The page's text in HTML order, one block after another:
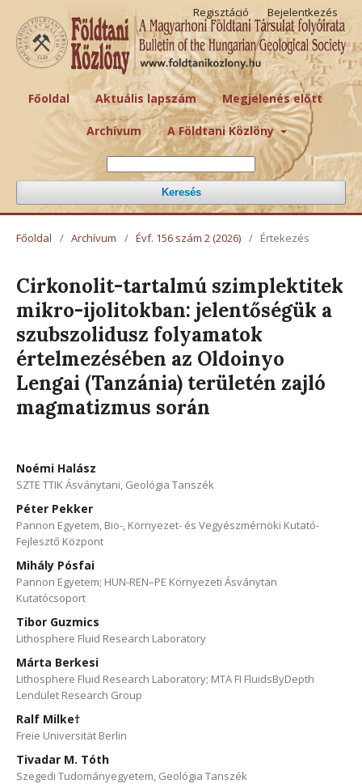
Főoldal Aktuális lapszám Megjelenés előtt
Archívum A Földtani Közlöny
Keresés
Regisztáció Bejelentkezés
Főoldal / Archívum / Évf. 156 szám 2 (2026) / Értekezés
Cirkonolit-tartalmú szimplektitek
mikro-ijolitokban: jelentőségük a
szubszolidusz folyamatok
értelmezésében az Oldoinyo
Lengai (Tanzánia) területén zajló
magmatizmus során
Noémi Halász
SZTE TTIK Ásványtani, Geológia Tanszék
Péter Pekker
Pannon Egyetem, Bio-, Környezet- és Vegyészmérnöki Kutató-
Fejlesztő Központ
Mihály Pósfai
Pannon Egyetem; HUN-REN–PE Környezeti Ásványtan
Kutatócsoport
Tibor Guzmics
Lithosphere Fluid Research Laboratory
Márta Berkesi
Lithosphere Fluid Research Laboratory; MTA FI FluidsByDepth
Lendület Research Group
Ralf Milke†
Freie Universität Berlin
Tivadar M. Tóth
Szegedi Tudományegyetem, Geológia Tanszék